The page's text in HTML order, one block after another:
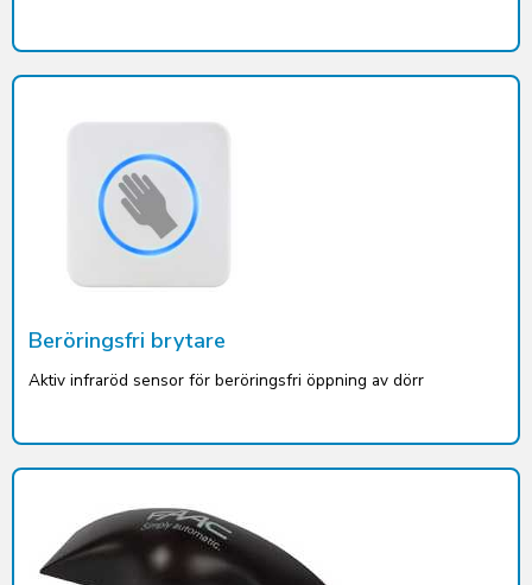
Beröringsfri brytare
Aktiv infraröd sensor för beröringsfri öppning av dörr